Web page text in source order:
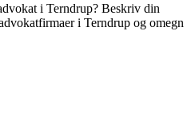
i Terndrup? Beskriv din
i Terndrup og omegn